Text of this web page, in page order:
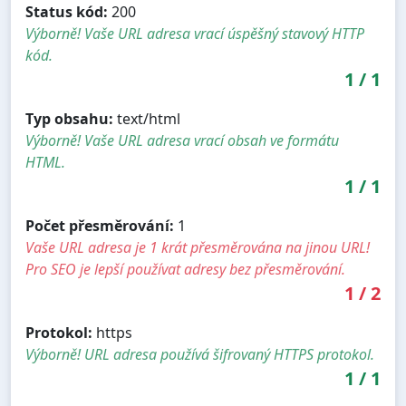
Status kód: 200
Výborně! Vaše URL adresa vrací úspěšný stavový HTTP
kód.
1 / 1
Typ obsahu: text/html
Výborně! Vaše URL adresa vrací obsah ve formátu
HTML.
1 / 1
Počet přesměrování: 1
Vaše URL adresa je 1 krát přesměrována na jinou URL!
Pro SEO je lepší používat adresy bez přesměrování.
1 /2
Protokol: https
Výborně! URL adresa používá šifrovaný HTTPS protokol.
1 / 1